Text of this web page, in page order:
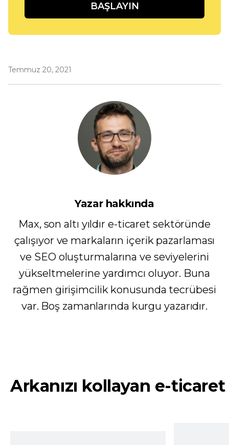
BAŞLAYIN
Temmuz 20, 2021
Yazar hakkında
Max, son altı yıldır e-ticaret sektöründe
çalışıyor ve markaların içerik pazarlaması
ve SEO oluşturmalarına ve seviyelerini
yükseltmelerine yardımcı oluyor. Buna
rağmen girişimcilik konusunda tecrübesi
var. Boş zamanlarında kurgu yazarıdır.
Arkanızı kollayan e-ticaret